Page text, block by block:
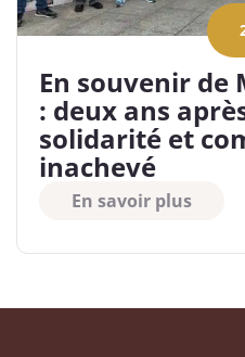
En souvenir de
: deux ans
solidarité et
inachevé
En savoir plus